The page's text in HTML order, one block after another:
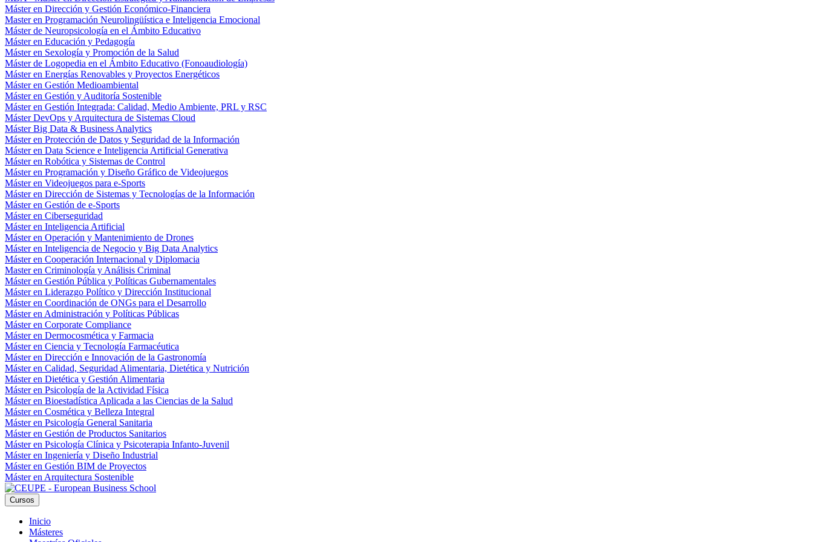
Máster en Dirección y Gestión Económico-Financiera
Master en Programación Neurolingüística e Inteligencia Emocional
Máster de Neuropsicología en el Ámbito Educativo
Máster en Educación y Pedagogía
Máster en Sexología y Promoción de la Salud
Máster de Logopedia en el Ámbito Educativo (Fonoaudiología)
Máster en Energías Renovables y Proyectos Energéticos
Máster en Gestión Medioambiental
Máster en Gestión y Auditoría Sostenible
Máster en Gestión Integrada: Calidad, Medio Ambiente, PRL y RSC
Máster DevOps y Arquitectura de Sistemas Cloud
Máster Big Data & Business Analytics
Máster en Protección de Datos y Seguridad de la Información
Máster en Data Science e Inteligencia Artificial Generativa
Máster en Robótica y Sistemas de Control
Máster en Programación y Diseño Gráfico de Videojuegos
Máster en Videojuegos para e-Sports
Máster en Dirección de Sistemas y Tecnologías de la Información
Máster en Gestión de e-Sports
Máster en Ciberseguridad
Máster en Inteligencia Artificial
Máster en Operación y Mantenimiento de Drones
Máster en Inteligencia de Negocio y Big Data Analytics
Máster en Cooperación Internacional y Diplomacia
Master en Criminología y Análisis Criminal
Máster en Gestión Pública y Políticas Gubernamentales
Máster en Liderazgo Político y Dirección Institucional
Máster en Coordinación de ONGs para el Desarrollo
Máster en Administración y Políticas Públicas
Máster en Corporate Compliance
Máster en Dermocosmética y Farmacia
Máster en Ciencia y Tecnología Farmacéutica
Máster en Dirección e Innovación de la Gastronomía
Máster en Calidad, Seguridad Alimentaria, Dietética y Nutrición
Máster en Dietética y Gestión Alimentaria
Máster en Psicología de la Actividad Física
Máster en Bioestadística Aplicada a las Ciencias de la Salud
Máster en Cosmética y Belleza Integral
Máster en Psicología General Sanitaria
Máster en Gestión de Productos Sanitarios
Máster en Psicología Clínica y Psicoterapia Infanto-Juvenil
Máster en Ingeniería y Diseño Industrial
Máster en Gestión BIM de Proyectos
Máster en Arquitectura Sostenible
Cursos
Inicio
Másteres